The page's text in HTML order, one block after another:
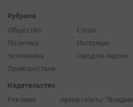
Рубрики
Общество
Политика
Экономика
Происшествия
Спорт
Интервью
Город на ладони
Издательство
Реклама
Архив газеты